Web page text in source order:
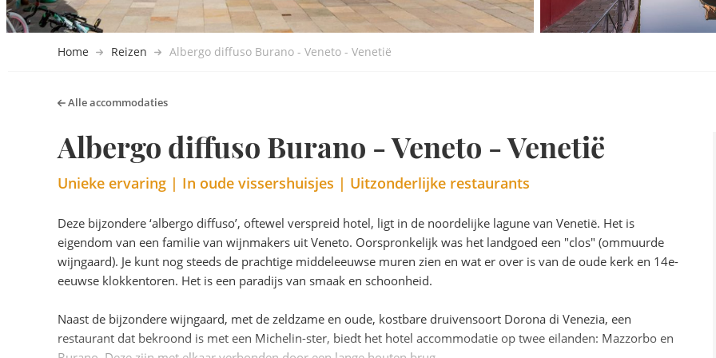
Home Reizen Albergo diffuso Burano - Veneto - Venetië
Alle accommodaties
Albergo diffuso Burano - Veneto - Venetië
Unieke ervaring | In oude vissershuisjes | Uitzonderlijke restaurants
Deze bijzondere ‘albergo diffuso’, oftewel verspreid hotel, ligt in de noordelijke lagune van Venetië. Het is
eigendom van een familie van wijnmakers uit Veneto. Oorspronkelijk was het landgoed een "clos" (ommuurde
wijngaard). Je kunt nog steeds de prachtige middeleeuwse muren zien en wat er over is van de oude kerk en 14e-
eeuwse klokkentoren. Het is een paradijs van smaak en schoonheid.
Naast de bijzondere wijngaard, met de zeldzame en oude, kostbare druivensoort Dorona di Venezia, een
restaurant dat bekroond is met een Michelin-ster, biedt het hotel accommodatie op twee eilanden: Mazzorbo en